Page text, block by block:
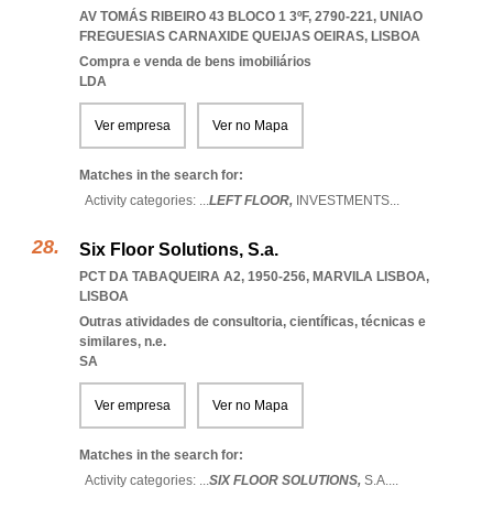
AV TOMÁS RIBEIRO 43 BLOCO 1 3ºF, 2790-221, UNIAO
FREGUESIAS CARNAXIDE QUEIJAS OEIRAS, LISBOA
Compra e venda de bens imobiliários
LDA
Ver empresa Ver no Mapa
Matches in the search for:
Activity categories: ...LEFT FLOOR, INVESTMENTS...
Six Floor Solutions, S.a.
PCT DA TABAQUEIRA A2, 1950-256, MARVILA LISBOA,
LISBOA
Outras atividades de consultoria, científicas, técnicas e
similares, n.e.
SA
Ver empresa Ver no Mapa
Matches in the search for:
Activity categories: ...SIX FLOOR SOLUTIONS, S.A....